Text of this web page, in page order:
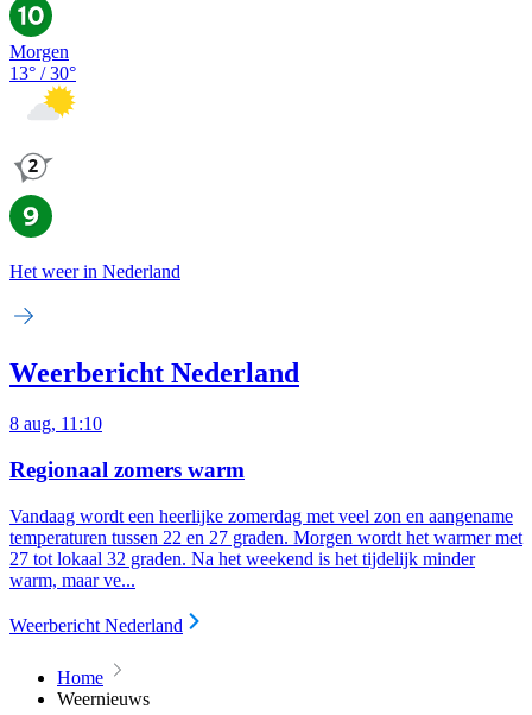
Morgen
13° /30°
Het weer in Nederland
Weerbericht Nederland
8 aug, 11:10
Regionaal zomers warm
Vandaag wordt een heerlijke zomerdag met veel zon en aangename
temperaturen tussen 22 en 27 graden. Morgen wordt het warmer met
27 tot lokaal 32 graden. Na het weekend is het tijdelijk minder
warm, maar ve...
Weerbericht Nederland
Home
Weernieuws